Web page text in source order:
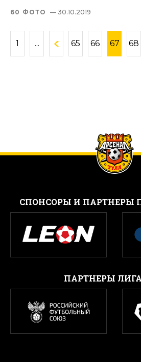
60 ФОТО — 30.10.2019
1 ... 65 66 67 68
CПОНСОРЫ И ПАРТНЕРЫ
ПАРТНЕРЫ ЛИГА